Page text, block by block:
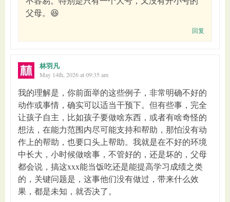
父母。😆
回复
林羽凡
May 14th, 2026 at 09:35 am
我的理解是，你前面举的这些例子，非常明确不好的
动作或事情，确实可以适当干预下。但有些事，完全
让孩子自主，比如孩子要做啥东西，或者有啥奇怪的
想法，在能力范围内尽可能支持和帮助，那怕没有动
作上的帮助，也要口头上帮助。我就是在不好的环境
中长大，小时候做啥事，不管好的，还是坏的，父母
都会说，搞这xxx能当饭吃还是能提高学习成绩之类
的，关键问题是，这事他们没有做过，带来什么效
果，都是未知，就否决了。